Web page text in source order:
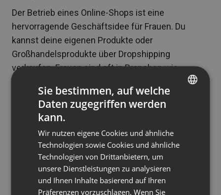
Der Betrieb eines Online-Shops ist eine
hervorragende Geschäftsidee für Frauen. Du
kannst deine eigenen Produkte oder
Großhandelsprodukte über Dropshipping
verkaufen. Frauen sind oft in Branchen wie
Kinderbekleidung, handgefertigte Accessoires
und Naturkosmetik erfolgreich.
Dies ist ein profitables Geschäft, das du von zu
Hause aus betreiben kannst, indem du deine
Produkte online an Kunden verkaufst. Es lohnt
sich, deinen Shop mit Webinaren zu kombinieren,
in denen du deine Produkte vorstellst – eine
solche Strategie steigert den Umsatz um bis zu
ENGLISH
GERMAN
POLISH
RUSSIAN
SPANISH
Sie bestimmen, auf welche
Daten zugegriffen werden
kann.
Wir nutzen eigene Cookies und ähnliche
Technologien sowie Cookies und ähnliche
Technologien von Drittanbietern, um
unsere Dienstleistungen zu analysieren
und Ihnen Inhalte basierend auf Ihren
Präferenzen vorzuschlagen. Wenn Sie